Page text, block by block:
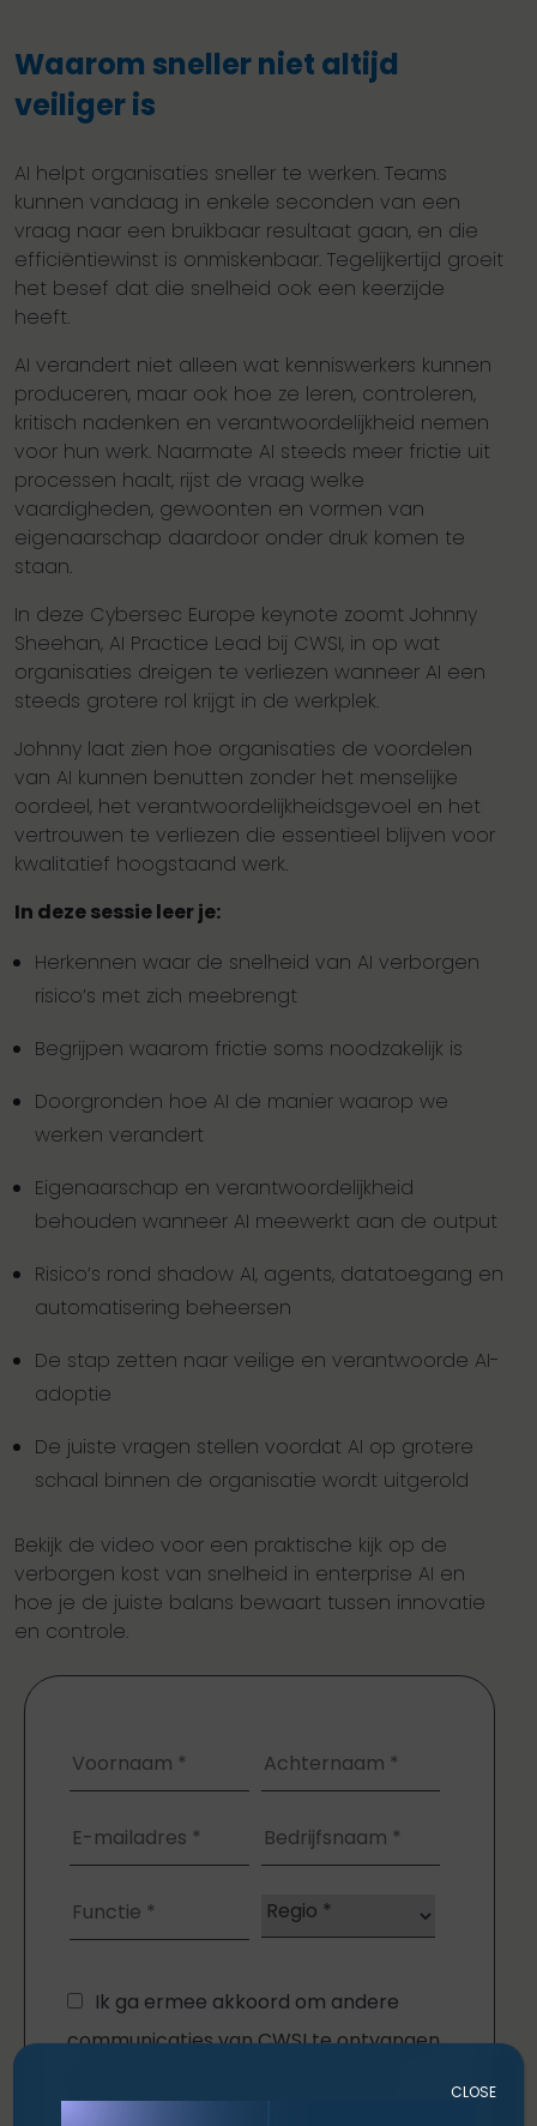
Waarom sneller niet altijd
veiliger is
AI helpt organisaties sneller te werken. Teams
kunnen vandaag in enkele seconden van een
vraag naar een bruikbaar resultaat gaan, en die
efficiëntiewinst is onmiskenbaar. Tegelijkertijd groeit
het besef dat die snelheid ook een keerzijde
heeft.
AI verandert niet alleen wat kenniswerkers kunnen
produceren, maar ook hoe ze leren, controleren,
kritisch nadenken en verantwoordelijkheid nemen
voor hun werk. Naarmate AI steeds meer frictie uit
processen haalt, rijst de vraag welke
vaardigheden, gewoonten en vormen van
eigenaarschap daardoor onder druk komen te
staan.
In deze Cybersec Europe keynote zoomt Johnny
Sheehan, AI Practice Lead bij CWSI, in op wat
organisaties dreigen te verliezen wanneer AI een
steeds grotere rol krijgt in de werkplek.
Johnny laat zien hoe organisaties de voordelen
van AI kunnen benutten zonder het menselijke
oordeel, het verantwoordelijkheidsgevoel en het
vertrouwen te verliezen die essentieel blijven voor
kwalitatief hoogstaand werk.
In deze sessie leer je:
Herkennen waar de snelheid van AI verborgen
risico’s met zich meebrengt
Begrijpen waarom frictie soms noodzakelijk is
Doorgronden hoe AI de manier waarop we
werken verandert
Eigenaarschap en verantwoordelijkheid
behouden wanneer AI meewerkt aan de output
Risico’s rond shadow AI, agents, datatoegang en
automatisering beheersen
De stap zetten naar veilige en verantwoorde AI-
adoptie
De juiste vragen stellen voordat AI op grotere
schaal binnen de organisatie wordt uitgerold
Bekijk de video voor een praktische kijk op de
verborgen kost van snelheid in enterprise AI en
hoe je de juiste balans bewaart tussen innovatie
en controle.
CLOSE